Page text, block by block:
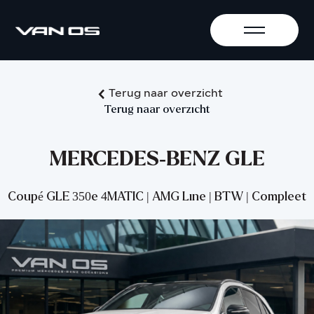
Terug naar overzicht
Terug naar overzicht
MERCEDES-BENZ GLE
Coupé GLE 350e 4MATIC | AMG Line | BTW | Compleet